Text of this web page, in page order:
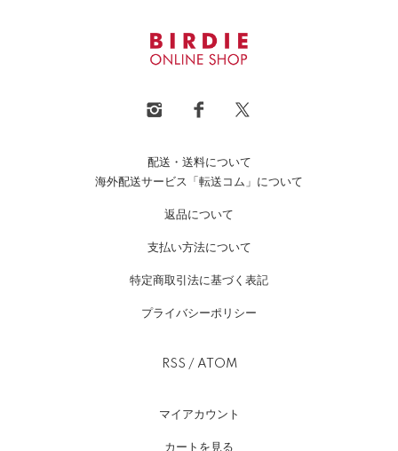
配送・送料について
海外配送サービス「転送コム」について
返品について
支払い方法について
特定商取引法に基づく表記
プライバシーポリシー
RSS / ATOM
マイアカウント
カートを見る